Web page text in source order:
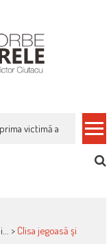
victimă a noi
> Clisa jegoasă şi